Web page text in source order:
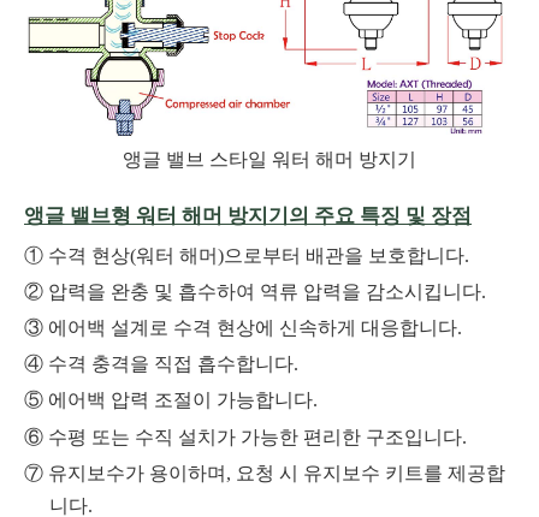
앵글 밸브 스타일 워터 해머 방지기
앵글 밸브형 워터 해머 방지기의 주요 특징 및 장점
수격 현상(워터 해머)으로부터 배관을 보호합니다.
압력을 완충 및 흡수하여 역류 압력을 감소시킵니다.
에어백 설계로 수격 현상에 신속하게 대응합니다.
수격 충격을 직접 흡수합니다.
에어백 압력 조절이 가능합니다.
수평 또는 수직 설치가 가능한 편리한 구조입니다.
유지보수가 용이하며, 요청 시 유지보수 키트를 제공합
니다.